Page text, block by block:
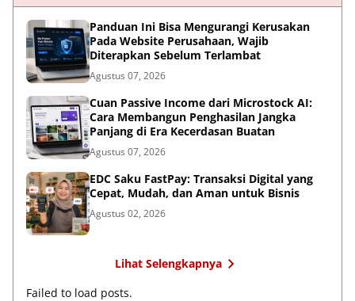
Panduan Ini Bisa Mengurangi Kerusakan
Pada Website Perusahaan, Wajib
Diterapkan Sebelum Terlambat
Agustus 07, 2026
Cuan Passive Income dari Microstock AI:
Cara Membangun Penghasilan Jangka
Panjang di Era Kecerdasan Buatan
Agustus 07, 2026
EDC Saku FastPay: Transaksi Digital yang
Cepat, Mudah, dan Aman untuk Bisnis
Agustus 02, 2026
Lihat Selengkapnya
Failed to load posts.